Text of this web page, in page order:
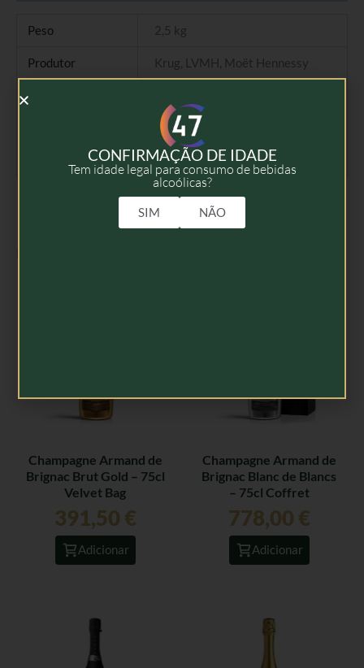
Peso 2,5 kg
Produtor Krug, LVMH, Moët Hennessy
Tipo
2008
75cl
Champagne Armand de
Brignac Brut Gold – 75cl
Velvet Bag
391,50 €
Adicionar
Champagne Armand de
Brignac Blanc de Blancs
– 75cl Coffret
778,00 €
Adicionar
CONFIRMAÇÃO DE IDADE
Tem idade legal para consumo de bebidas
alcoólicas?
SIM NÃO